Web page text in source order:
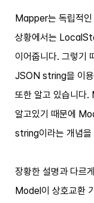
Mapper는 독립적인
상황에서는
이어줍니다. 그렇
JSON string을 이
또한 알고 있습니다.
알고있기 때문에
string이라는 개념을
장황한 설명과 다르
Model이 상호교환